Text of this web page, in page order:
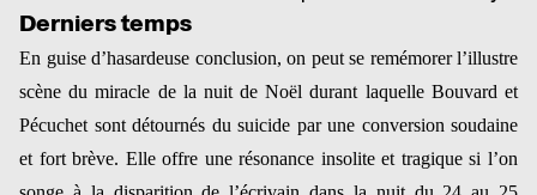
Derniers temps
En guise d’hasardeuse conclusion, on peut se remémorer l’illustre
scène du miracle de la nuit de Noël durant laquelle Bouvard et
Pécuchet sont détournés du suicide par une conversion soudaine
et fort brève. Elle offre une résonance insolite et tragique si l’on